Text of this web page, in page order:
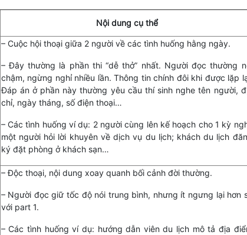
Nội dung cụ thể
– Cuộc hội thoại giữa 2 người về các tình huống hằng ngày.
– Đây thường là phần thi “dễ thở” nhất. Người đọc thường
chậm, ngừng nghỉ nhiều lần. Thông tin chính đôi khi được lặp
Đáp án ở phần này thường yêu cầu thí sinh nghe tên người,
chỉ, ngày tháng, số điện thoại…
– Các tình huống ví dụ: 2 người cùng lên kế hoạch cho 1 kỳ
một người hỏi lời khuyên về dịch vụ du lịch; khách du lịch
ký đặt phòng ở khách sạn…
– Độc thoại, nội dung xoay quanh bối cảnh đời thường.
– Người đọc giữ tốc độ nói trung bình, nhưng ít ngưng lại hơn
với part 1.
– Các tình huống ví dụ: hướng dẫn viên du lịch mô tả địa